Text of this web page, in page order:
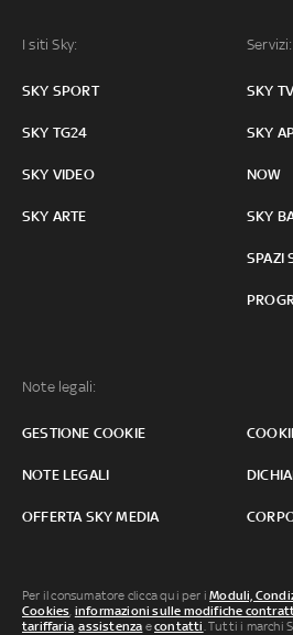
I siti Sky:
SKY SPORT
SKY TG24
SKY VIDEO
SKY ARTE
Servizi:
SKY
SKY
NOW
SKY
SPAZI
Note legali:
GESTIONE COOKIE
NOTE LEGALI
OFFERTA SKY MEDIA
Per il consumatore clicca qui per iModuli,
Cookies, informazioni sulle modifiche
tariffaria,assistenza econtatti. Tutti i marchi